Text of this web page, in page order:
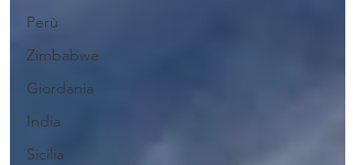
Perù
Zimbabwe
Giordania
India
Sicilia